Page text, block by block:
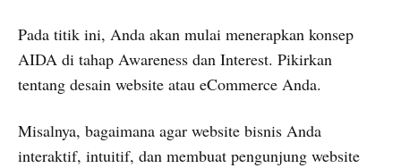
Pada titik ini, Anda akan mulai menerapkan konsep
AIDA di tahap Awareness dan Interest. Pikirkan
tentang desain website atau eCommerce Anda.
Misalnya, bagaimana agar website bisnis Anda
interaktif, intuitif, dan membuat pengunjung website